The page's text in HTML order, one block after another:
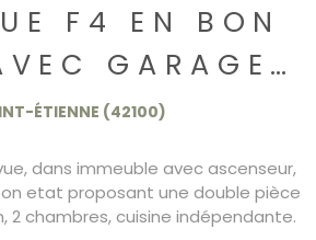
F4 EN BON
GARAGE
ÉTIENNE (42100)
dans immeuble avec ascenseur,
etat proposant une double pièce
2 chambres, cuisine indépendante.